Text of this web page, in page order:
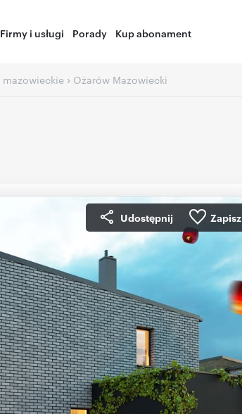
Firmy i usługi Porady Kup abonament
mazowieckie › Ożarów Mazowiecki
Udostępnij Zapisz